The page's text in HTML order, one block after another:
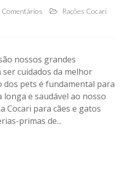
Comentários
Rações Cocari
nossos grandes
cuidados da melhor
dos pets é fundamental para
longa e saudável ao nosso
Cocari para cães e gatos
primas de...